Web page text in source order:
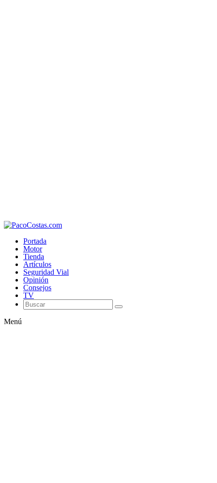
Portada
Motor
Tienda
Artículos
Seguridad Vial
Opinión
Consejos
TV
Menú